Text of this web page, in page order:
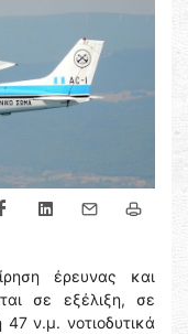
έρευνας και
σε εξέλιξη, σε
ν.μ. νοτιοδυτικά